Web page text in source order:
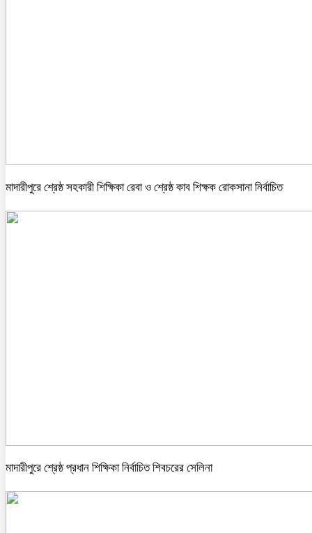
মাদারীপুরে শ্রেষ্ঠ সহকারী শিক্ষিকা রেবা ও শ্রেষ্ঠ কাব শিক্ষক রোকসানা নির্বাচিত
মাদারীপুরে শ্রেষ্ঠ প্রধান শিক্ষিকা নির্বাচিত শিবচরের সেলিনা